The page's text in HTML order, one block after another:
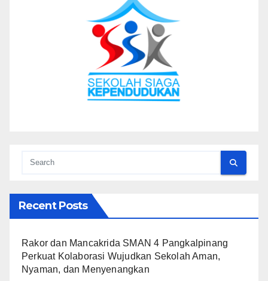
Recent Posts
Rakor dan Mancakrida SMAN 4 Pangkalpinang
Perkuat Kolaborasi Wujudkan Sekolah Aman,
Nyaman, dan Menyenangkan